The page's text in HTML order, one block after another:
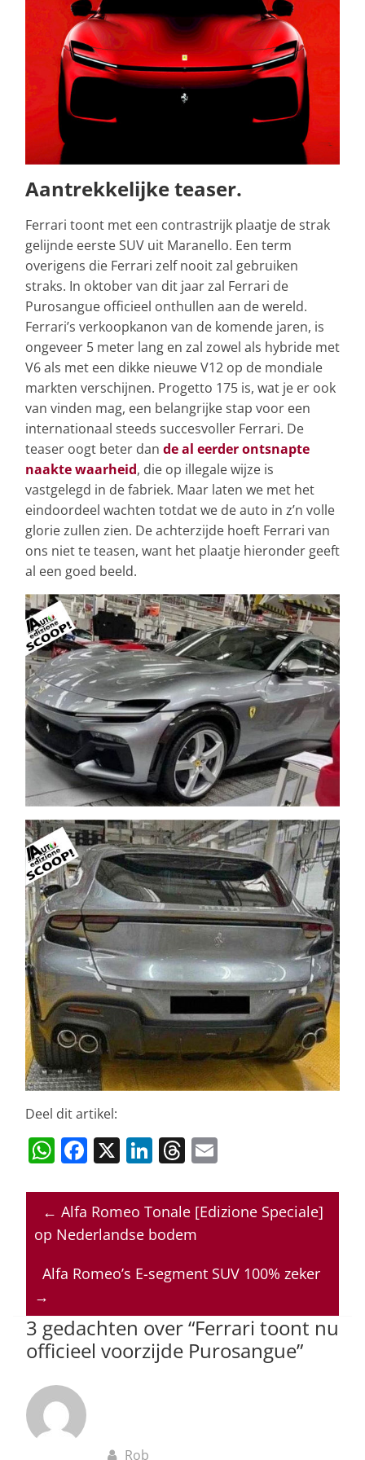
Aantrekkelijke teaser.
Ferrari toont met een contrastrijk plaatje de strak
gelijnde eerste SUV uit Maranello. Een term
overigens die Ferrari zelf nooit zal gebruiken
straks. In oktober van dit jaar zal Ferrari de
Purosangue officieel onthullen aan de wereld.
Ferrari’s verkoopkanon van de komende jaren, is
ongeveer 5 meter lang en zal zowel als hybride met
V6 als met een dikke nieuwe V12 op de mondiale
markten verschijnen. Progetto 175 is, wat je er ook
van vinden mag, een belangrijke stap voor een
internationaal steeds succesvoller Ferrari. De
teaser oogt beter dan de al eerder ontsnapte
naakte waarheid, die op illegale wijze is
vastgelegd in de fabriek. Maar laten we met het
eindoordeel wachten totdat we de auto in z’n volle
glorie zullen zien. De achterzijde hoeft Ferrari van
ons niet te teasen, want het plaatje hieronder geeft
al een goed beeld.
Deel dit artikel:
W
at
s
p
p
F
c
e
o
o
k
X Li
k
e
n
T
re
a
s
ai
l
← Alfa Romeo Tonale [Edizione Speciale]
op Nederlandse bodem
Alfa Romeo’s E-segment SUV 100% zeker
→
3 gedachten over “Ferrari toont nu
officieel voorzijde Purosangue”
Rob